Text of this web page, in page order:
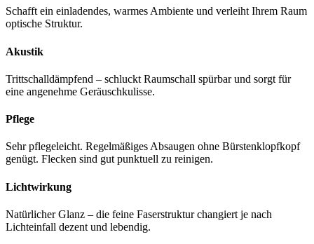
Schafft ein einladendes, warmes Ambiente und verleiht Ihrem Raum
optische Struktur.
Akustik
Trittschalldämpfend – schluckt Raumschall spürbar und sorgt für
eine angenehme Geräuschkulisse.
Pflege
Sehr pflegeleicht. Regelmäßiges Absaugen ohne Bürstenklopfkopf
genügt. Flecken sind gut punktuell zu reinigen.
Lichtwirkung
Natürlicher Glanz – die feine Faserstruktur changiert je nach
Lichteinfall dezent und lebendig.